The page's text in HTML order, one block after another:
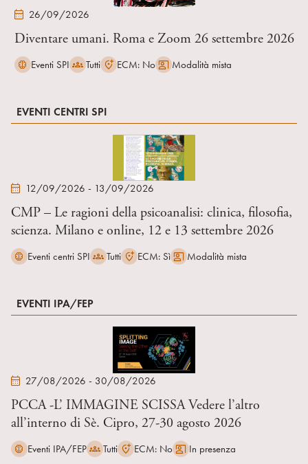
26/09/2026
Diventare umani. Roma e Zoom 26 settembre 2026
Eventi SPI Tutti ECM: No Modalità mista
EVENTI CENTRI SPI
12/09/2026 - 13/09/2026
CMP – Le ragioni della psicoanalisi: clinica, filosofia,
scienza. Milano e online, 12 e 13 settembre 2026
Eventi centri SPI Tutti ECM: Sì Modalità mista
EVENTI IPA/FEP
27/08/2026 - 30/08/2026
PCCA -L’ IMMAGINE SCISSA Vedere l’altro
all’interno di Sè. Cipro, 27-30 agosto 2026
Eventi IPA/FEP Tutti ECM: No In presenza